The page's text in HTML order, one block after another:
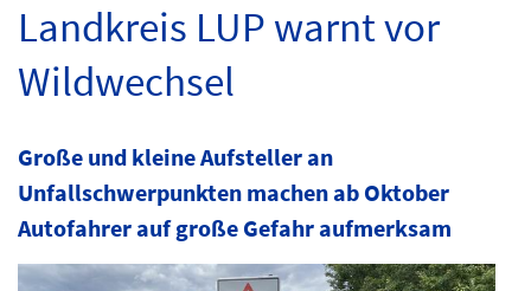
Landkreis LUP warnt vor
Wildwechsel
Große und kleine Aufsteller an
Unfallschwerpunkten machen ab Oktober
Autofahrer auf große Gefahr aufmerksam